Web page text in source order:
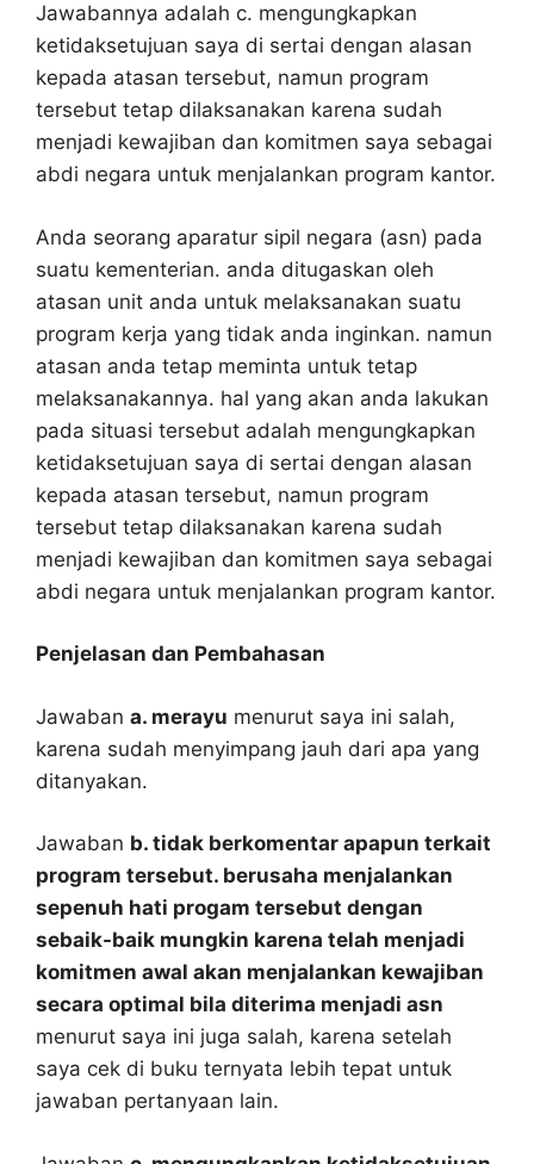
Jawabannya adalah c. mengungkapkan
ketidaksetujuan saya di sertai dengan alasan
kepada atasan tersebut, namun program
tersebut tetap dilaksanakan karena sudah
menjadi kewajiban dan komitmen saya sebagai
abdi negara untuk menjalankan program kantor.
Anda seorang aparatur sipil negara (asn) pada
suatu kementerian. anda ditugaskan oleh
atasan unit anda untuk melaksanakan suatu
program kerja yang tidak anda inginkan. namun
atasan anda tetap meminta untuk tetap
melaksanakannya. hal yang akan anda lakukan
pada situasi tersebut adalah mengungkapkan
ketidaksetujuan saya di sertai dengan alasan
kepada atasan tersebut, namun program
tersebut tetap dilaksanakan karena sudah
menjadi kewajiban dan komitmen saya sebagai
abdi negara untuk menjalankan program kantor.
Penjelasan dan Pembahasan
Jawaban a. merayu menurut saya ini salah,
karena sudah menyimpang jauh dari apa yang
ditanyakan.
Jawaban b. tidak berkomentar apapun terkait
program tersebut. berusaha menjalankan
sepenuh hati progam tersebut dengan
sebaik-baik mungkin karena telah menjadi
komitmen awal akan menjalankan kewajiban
secara optimal bila diterima menjadi asn
menurut saya ini juga salah, karena setelah
saya cek di buku ternyata lebih tepat untuk
jawaban pertanyaan lain.